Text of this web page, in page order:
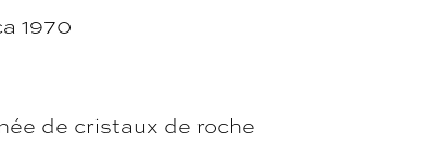
1970
de cristaux de roche